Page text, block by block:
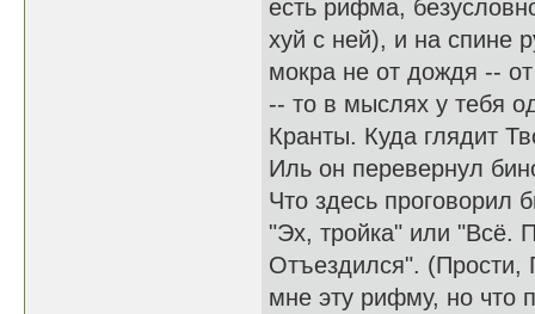
есть рифма,
хуй с ней), и на спине
мокра не от дождя --
-- то в мыслях у тебя
Кранты. Куда глядит
Иль он перевернул
Что здесь проговорил
"Эх, тройка" или "Всё.
Отъездился". (Прости,
мне эту рифму, но что